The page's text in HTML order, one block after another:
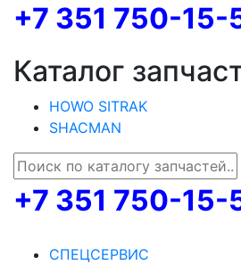
+7 351 750-15-
Каталог
HOWO SITRAK
SHACMAN
+7 351 750-15-
СПЕЦСЕРВИС